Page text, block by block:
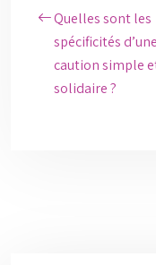
Quelles sont les
spécificités d’une
caution simple
solidaire ?